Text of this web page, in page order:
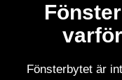
Fönsterbytet är